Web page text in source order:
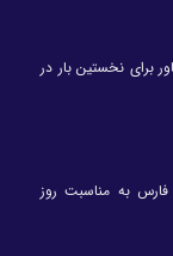
برای نخستین بار در
فارس به مناسبت روز